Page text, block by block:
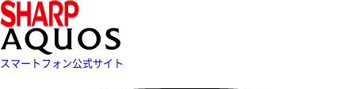
スマートフォン公式サイト